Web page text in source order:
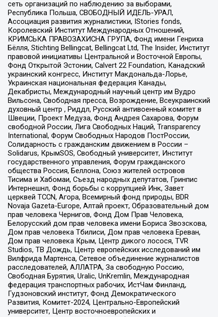
сеть организаций по наблюдению за выборами,
Республика Польша, СВОБОДНЫЙ ИДЕЛЬ-УРАЛ,
Ассоциация развития журналистики, IStories fonds,
Королевский Институт Международных Отношений,
КРИМСЬКА ПРАВОЗАХИСНА ГРУПА, Фонд имени Генриха
Бёлля, Stichting Bellingcat, Bellingcat Ltd, The Insider, Институт
правовой инициативы Центральной и Восточной Европы,
Фонд Открытой Эстонии, Calvert 22 Foundation, Канадский
украинский конгресс, Институт Макдональда-Лорье,
Украинская национальная федерация Канады,
Декабристы, Международный научный центр им Вудро
Вильсона, Свободная пресса, Возрождение, Всеукраинский
духовный центр , Риддл, Русский антивоенный комитет в
Швеции, Проект Медуза, Фонд Андрея Сахарова, Форум
свободной России, Лига Свободных Наций, Transparеncy
International, Форум Свободных Народов ПостРоссии,
Солидарность с гражданским движением в России –
Solidarus, КрымSOS, Свободный университет, Институт
государственного управления, Форум гражданского
общества Россия, Беллона, Союз жителей островов
Тисима и Хабомаи, Съезд народных депутатов, Гринпис
Интернешнл, Фонд борьбы с коррупцией Инк, Завет
церквей TCCN, Агора, Всемирный фонд природы, BDR
Novaja Gazeta-Europe, Алтай проект, Образовательный дом
прав человека Чернигов, Фонд Дом Прав Человека,
Белорусский дом прав человека имени Бориса Звозскова,
Дом прав человека Тбилиси, Дом прав человека Ереван,
Дом прав человека Крым, Центр дикого лосося, TVR
Studios, ТВ Дождь, Центр европейских исследований им
Вилфрида Мартенса, Сетевое объединение журналистов
расследователей, АЛЛАТРА, За свободную Россию,
Свободная Бурятия, Uralic, UnKremlin, Международная
федерация транспортных рабочих, ИстЧам Финланд,
Гудзоновский институт, Фонд Демократического
Развития, Комитет-2024, Центрально-Европейский
университет, Центр восточноевропейских и